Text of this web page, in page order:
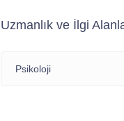
Uzmanlık ve İlgi
Psikoloji